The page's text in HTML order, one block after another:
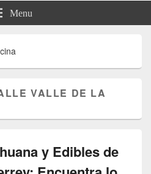
Menu
VALLE DE LA
y Edibles de